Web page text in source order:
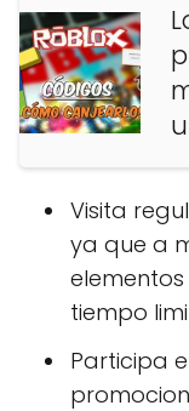
Visita
ya que a
tiempo
Participa